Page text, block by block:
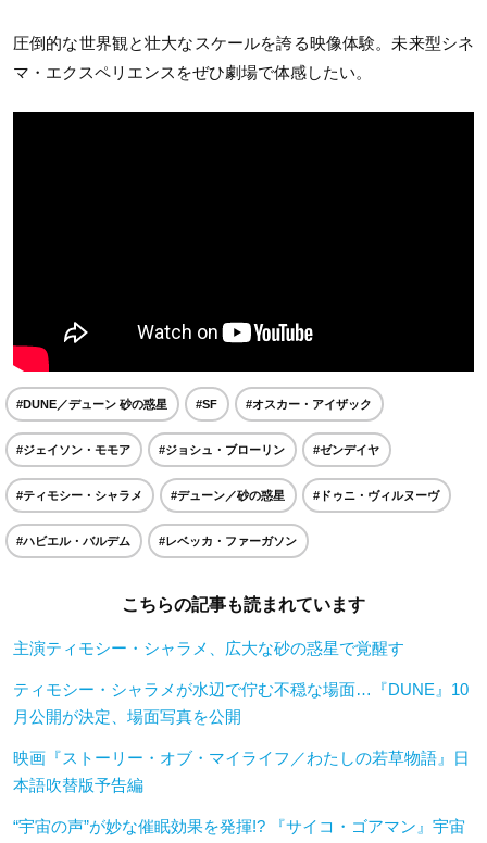
圧倒的な世界観と壮大なスケールを誇る映像体験。未来型シネ
マ・エクスペリエンスをぜひ劇場で体感したい。
#DUNE／デューン 砂の惑星 #SF #オスカー・アイザック
#ジェイソン・モモア #ジョシュ・ブローリン #ゼンデイヤ
#ティモシー・シャラメ #デューン／砂の惑星 #ドゥニ・ヴィルヌーヴ
#ハビエル・バルデム #レベッカ・ファーガソン
こちらの記事も読まれています
主演ティモシー・シャラメ、広大な砂の惑星で覚醒す
ティモシー・シャラメが水辺で佇む不穏な場面…『DUNE』10
月公開が決定、場面写真を公開
映画『ストーリー・オブ・マイライフ／わたしの若草物語』日
本語吹替版予告編
“宇宙の声”が妙な催眠効果を発揮!? 『サイコ・ゴアマン』宇宙